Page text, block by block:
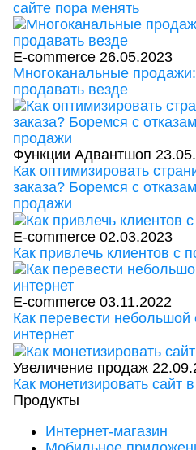
сайте пора менять
E-commerce 26.05.2023
Многоканальные
продавать везде
Функции Адвантшоп
Как оптимизировать
заказа? Боремся с
продажи
E-commerce 02.03.2023
Как привлечь клиентов с
E-commerce 03.11.2022
Как перевести
интернет
Увеличение продаж
Как монетизировать сайт
Продукты
Интернет-магазин